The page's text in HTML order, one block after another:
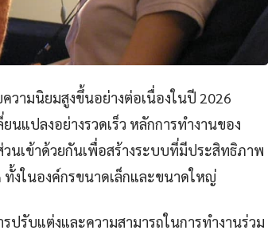
วามนิยมสูงขึ้นอย่างต่อเนื่องในปี 2026
นแปลงอย่างรวดเร็ว หลักการทำงานของ
นเข้าด้วยกันเพื่อสร้างระบบที่มีประสิทธิภาพ
ทั้งในองค์กรขนาดเล็กและขนาดใหญ่
ปรับแต่งและความสามารถในการทำงานร่วม